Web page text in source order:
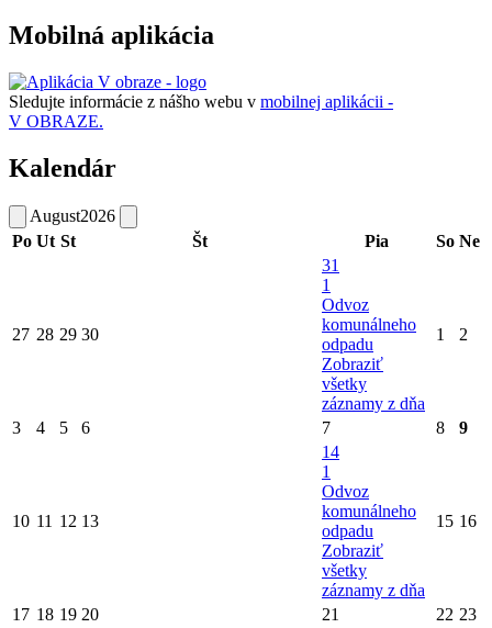
Mobilná aplikácia
Sledujte informácie z nášho webu v mobilnej aplikácii -
V OBRAZE.
Kalendár
August2026
Po Ut St Št Pia So Ne
27 28 29 30
31
1
Odvoz
komunálneho
odpadu
Zobraziť
všetky
záznamy z dňa
1 2
3 4 5 6 7 8 9
10 11 12 13
14
1
Odvoz
komunálneho
odpadu
Zobraziť
všetky
záznamy z dňa
15 16
17 18 19 20 21 22 23